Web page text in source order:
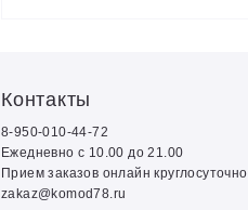
Контакты
8-950-010-44-72
Ежедневно с 10.00 до 21.00
Прием заказов онлайн круглосуточно
zakaz@komod78.ru